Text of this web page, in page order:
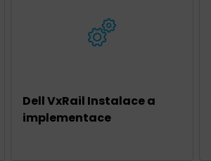
Dell VxRail Instalace a
implementace